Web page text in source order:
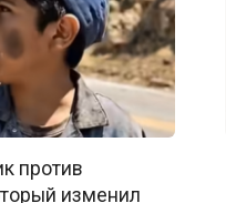
против
изменил